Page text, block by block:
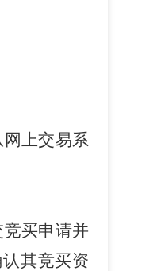
上交易系
买申请并
其竞买资